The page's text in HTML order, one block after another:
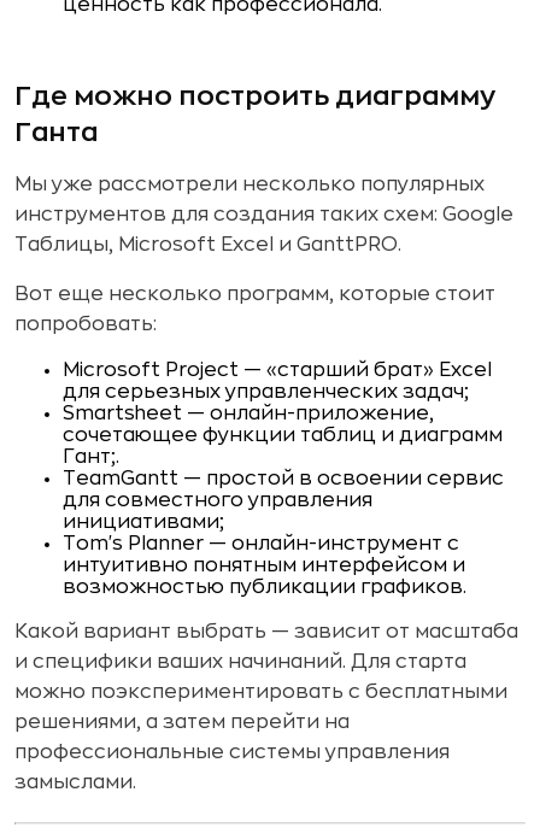
ценность как профессионала.
Где можно построить диаграмму
Ганта
Мы уже рассмотрели несколько популярных
инструментов для создания таких схем: Google
Таблицы, Microsoft Excel и GanttPRO.
Вот еще несколько программ, которые стоит
попробовать:
Microsoft Project — «старший брат» Excel
для серьезных управленческих задач;
Smartsheet — онлайн-приложение,
сочетающее функции таблиц и диаграмм
Гант;.
TeamGantt — простой в освоении сервис
для совместного управления
инициативами;
Tom's Planner — онлайн-инструмент с
интуитивно понятным интерфейсом и
возможностью публикации графиков.
Какой вариант выбрать — зависит от масштаба
и специфики ваших начинаний. Для старта
можно поэкспериментировать с бесплатными
решениями, а затем перейти на
профессиональные системы управления
замыслами.